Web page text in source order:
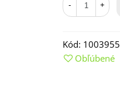
- +
Kód: 1003955
Obľúbené